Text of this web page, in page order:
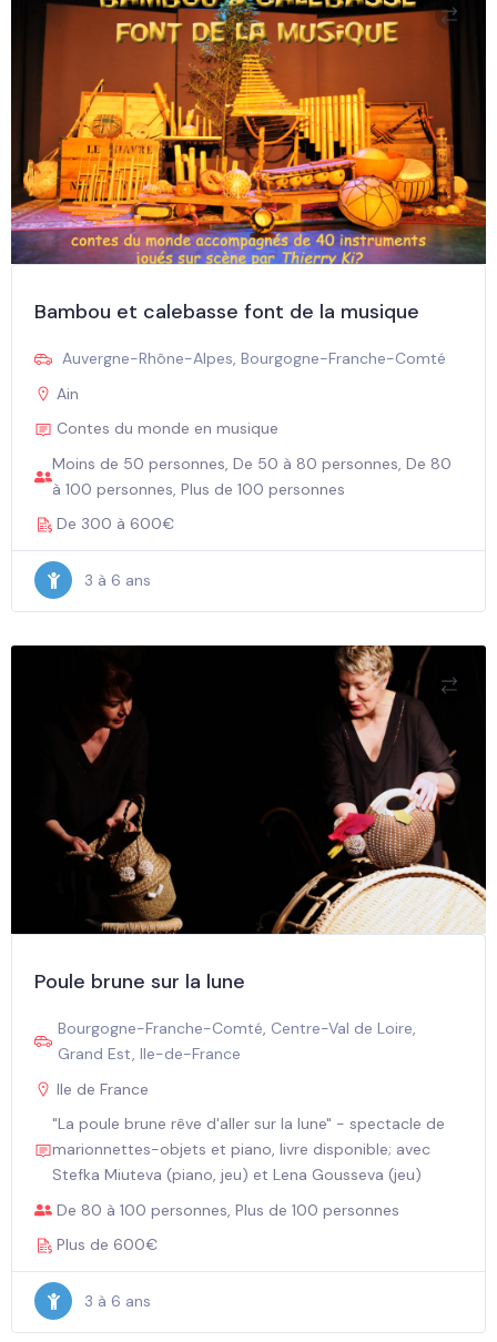
Bambou et calebasse font de la musique
Auvergne-Rhône-Alpes, Bourgogne-Franche-Comté
Ain
Contes du monde en musique
Moins de 50 personnes, De 50 à 80 personnes, De 80
à 100 personnes, Plus de 100 personnes
De 300 à 600€
3 à 6 ans
Poule brune sur la lune
Bourgogne-Franche-Comté, Centre-Val de Loire,
Grand Est, Ile-de-France
Ile de France
"La poule brune rêve d'aller sur la lune" - spectacle de
marionnettes-objets et piano, livre disponible; avec
Stefka Miuteva (piano, jeu) et Lena Gousseva (jeu)
De 80 à 100 personnes, Plus de 100 personnes
Plus de 600€
3 à 6 ans